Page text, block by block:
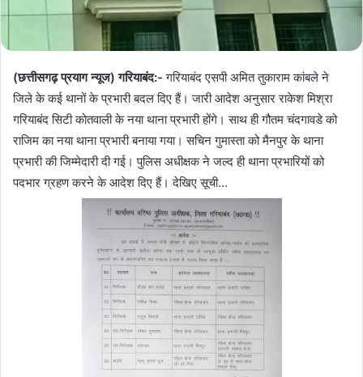
(छत्तीसगढ़ प्रयाग न्यूज) गरियाबंद:- गरियाबंद एसपी अमित तुकाराम कांबले ने
जिले के कई थानों के प्रभारी बदल दिए हैं। जारी आदेश अनुसार राकेश मिश्रा
गरियाबंद सिटी कोतवाली के नया थाना प्रभारी होंगे। साथ ही गौतम चंदगावडे को
राजिम का नया थाना प्रभारी बनाया गया। सचिन गुमास्ता को मैनपुर के थाना
प्रभारी की जिम्मेदारी दी गई। पुलिस अधीक्षक ने जल्द ही थाना प्रभारियों को
पदभार ग्रहण करने के आदेश दिए हैं। देखिए सूची…